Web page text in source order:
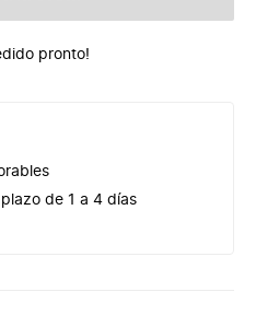
pronto!
de 1 a 4 días